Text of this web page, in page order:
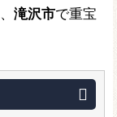
滝沢市で重宝